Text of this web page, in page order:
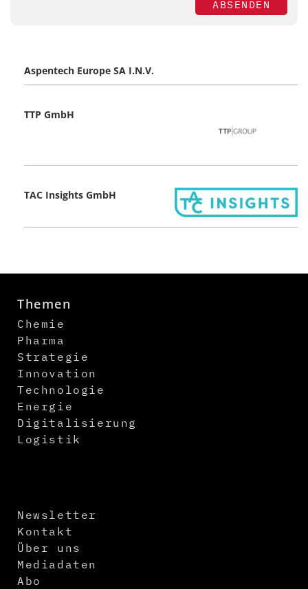
ABSENDEN
Aspentech Europe SA I.N.V.
TTP GmbH
TAC Insights GmbH
Themen
Chemie
Pharma
Strategie
Innovation
Technologie
Energie
Digitalisierung
Logistik
Newsletter
Kontakt
Über uns
Mediadaten
Abo